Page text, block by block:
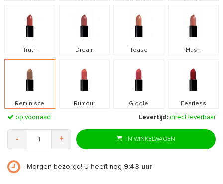
Truth Dream Tease Hush
Reminisce Rumour Giggle Fearless
op voorraad Levertijd: direct leverbaar
- + IN WINKELWAGEN
Morgen bezorgd! U heeft nog 9:43 uur